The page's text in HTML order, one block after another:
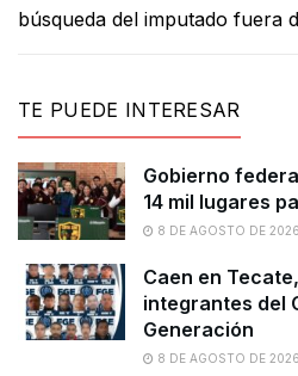
búsqueda del imputado fuera
TE PUEDE INTERESAR
Gobierno
14 mil lugares
8 DE AGOSTO DE 2026
Caen en
integrantes del
Generación
8 DE AGOSTO DE 2026